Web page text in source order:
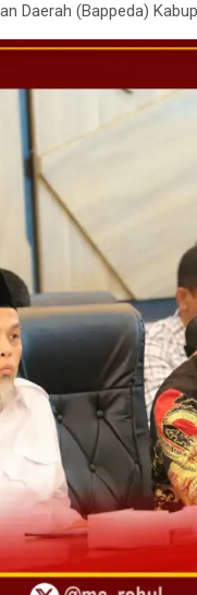
Daerah (Bappeda)